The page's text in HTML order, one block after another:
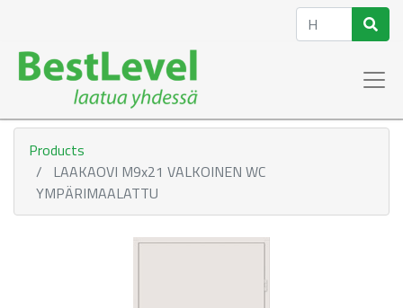
Products
LAAKAOVI M9x21 VALKOINEN WC
YMPÄRIMAALATTU